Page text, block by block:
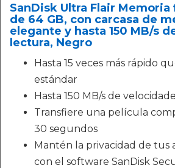
SanDisk Ultra Flair Memoria
de 64 GB, con carcasa de
elegante y hasta 150 MB/s
lectura, Negro
Hasta 15 veces más rápido
estándar
Hasta 150 MB/s de
Transfiere una película
30 segundos
Mantén la privacidad de tus
con el software SanDisk